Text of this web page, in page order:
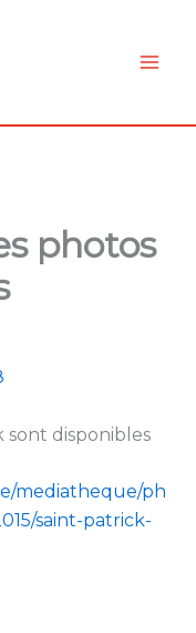
photos
sont disponibles
mediatheque/ph
saint-patrick-